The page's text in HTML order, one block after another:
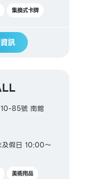
集換式卡牌
訊
85號 南館
假日 10:00～
美術用品